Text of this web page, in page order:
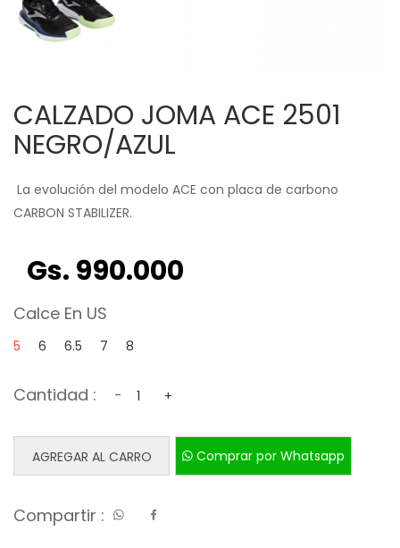
CALZADO JOMA ACE 2501
NEGRO/AZUL
La evolución del modelo ACE con placa de carbono
CARBON STABILIZER.
Gs. 990.000
Calce En US
5 6 6.5 7 8
Cantidad : - +
AGREGAR AL CARRO Comprar por Whatsapp
Compartir :